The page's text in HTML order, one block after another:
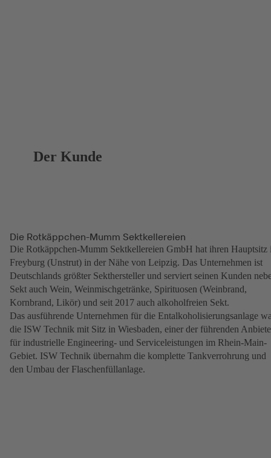
Der Kunde
Die Rotkäppchen-Mumm Sektkellereien
Die Rotkäppchen-Mumm Sektkellereien GmbH hat ihren Hauptsitz
Freyburg (Unstrut) in der Nähe von Leipzig. Das Unternehmen ist
Deutschlands größter Sekthersteller und serviert seinen Kunden
Sekt auch Wein, Weinmischgetränke, Spirituosen (Weinbrand,
Kornbrand, Likör) und seit 2017 auch alkoholfreien Sekt.
Das ausführende Unternehmen für die Entalkoholisierungsanlage
die ISW Technik mit Sitz in Wiesbaden, einer der führenden
für industrielle Engineering- und Serviceleistungen im Rhein-Main-
Gebiet. ISW Technik übernahm die komplette Tankverrohrung und
den Umbau der Flaschenfüllanlage.